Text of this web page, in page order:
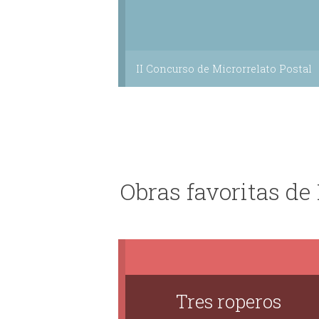
II Concurso de Microrrelato Postal
Obras favoritas de
Tres roperos